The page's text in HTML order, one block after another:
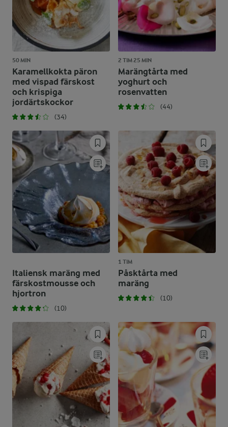
50 MIN
Karamellkokta päron
med vispad färskost
och krispiga
jordärtskockor
(34)
2 TIM 25 MIN
Marängtårta med
yoghurt och
rosenvatten
(44)
Italiensk maräng med
färskostmousse och
hjortron
(10)
1 TIM
Påsktårta med
maräng
(10)